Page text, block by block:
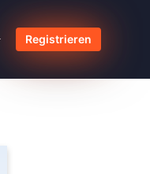
Deutsch
Registrieren